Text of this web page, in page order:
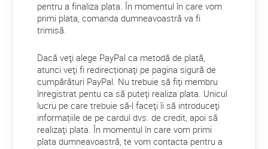
pentru a finaliza plata. În momentul în care vom
primi plata, comanda dumneavoastră va fi
trimisă.
Dacă veţi alege PayPal ca metodă de plată,
atunci veţi fi redirecționaţi pe pagina sigură de
cumpărături PayPal. Nu trebuie să fiţi membru
înregistrat pentu ca să puteţi realiza plata. Unicul
lucru pe care trebuie să-l faceţi îi să introduceţi
informațiile de pe cardul dvs. de credit, apoi să
realizaţi plata. În momentul în care vom primi
plata dumneavoastră, te vom contacta pentru a